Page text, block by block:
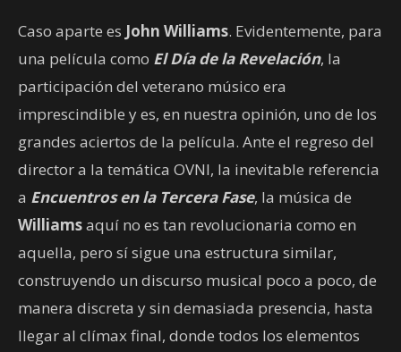
Caso aparte es John Williams. Evidentemente, para
una película como El Día de la Revelación, la
participación del veterano músico era
imprescindible y es, en nuestra opinión, uno de los
grandes aciertos de la película. Ante el regreso del
director a la temática OVNI, la inevitable referencia
a Encuentros en la Tercera Fase, la música de
Williamsaquí no es tan revolucionaria como en
aquella, pero sí sigue una estructura similar,
construyendo un discurso musical poco a poco, de
manera discreta y sin demasiada presencia, hasta
llegar al clímax final, donde todos los elementos